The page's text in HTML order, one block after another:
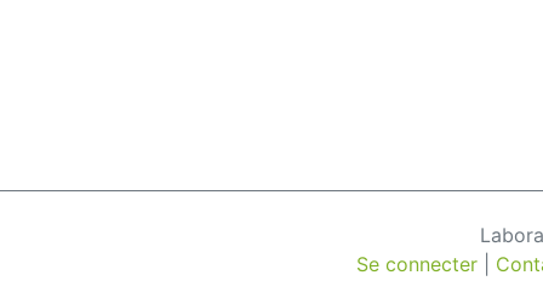
Se connecter